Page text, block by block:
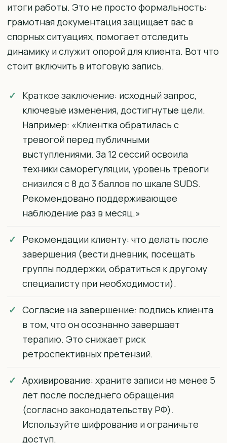
итоги работы. Это не просто формальность:
грамотная документация защищает вас в
спорных ситуациях, помогает отследить
динамику и служит опорой для клиента. Вот что
стоит включить в итоговую запись.
Краткое заключение: исходный запрос,
ключевые изменения, достигнутые цели.
Например: «Клиентка обратилась с
тревогой перед публичными
выступлениями. За 12 сессий освоила
техники саморегуляции, уровень тревоги
снизился с 8 до 3 баллов по шкале SUDS.
Рекомендовано поддерживающее
наблюдение раз в месяц.»
Рекомендации клиенту: что делать после
завершения (вести дневник, посещать
группы поддержки, обратиться к другому
специалисту при необходимости).
Согласие на завершение: подпись клиента
в том, что он осознанно завершает
терапию. Это снижает риск
ретроспективных претензий.
Архивирование: храните записи не менее 5
лет после последнего обращения
(согласно законодательству РФ).
Используйте шифрование и ограничьте
доступ.